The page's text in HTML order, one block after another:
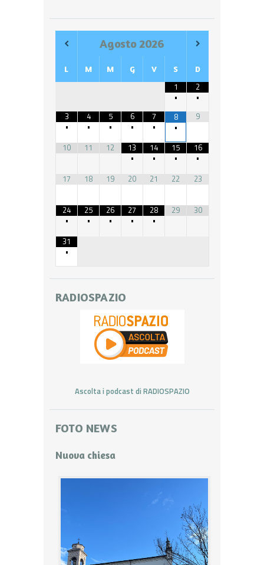
Agosto2026
L M M G V S D
1
•
2
•
3
•
4
•
5
•
6
•
7
•
8
•
9
10 11 12
13
•
14
•
15
•
16
•
17
18 19 20 21 22 23
24
•
25
•
26
•
27
•
28
•
29 30
31
•
RADIOSPAZIO
Ascolta i podcast di RADIOSPAZIO
FOTO NEWS
Nuova chiesa